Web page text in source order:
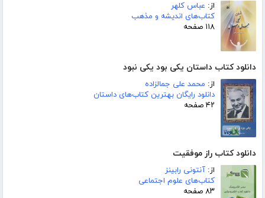
از: عباس کلهر
کتاب‌های اندیشه و مذهب
۱۱۸ صفحه
دانلود کتاب داستان یکی بود یکی نبود
از: محمد علی جمالزاده
دانلود رایگان بهترین کتاب‌های داستان
۴۲ صفحه
دانلود کتاب راز موفقیت
از: آنتونی رابینز
کتاب‌های علوم اجتماعی
۸۳ صفحه